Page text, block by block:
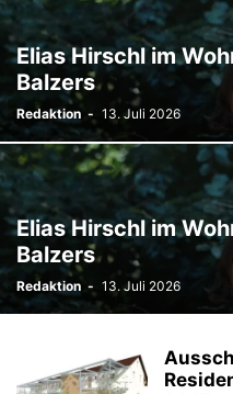
TODESFÄLLE
ÜSERE WORZLA -
Elias Hirschl im
Balzers
Redaktion - 13. Juli 2026
Elias Hirschl im
Balzers
Redaktion - 13. Juli 2026